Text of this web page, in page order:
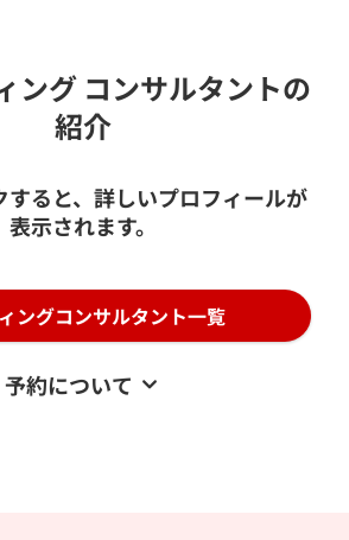
ング コンサルタントの
紹介
すると、詳しいプロフィールが
表示されます。
ングコンサルタント一覧
約について